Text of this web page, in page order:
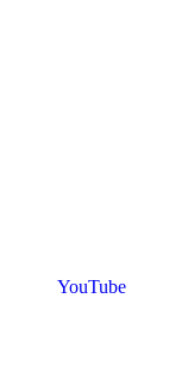
YouTube